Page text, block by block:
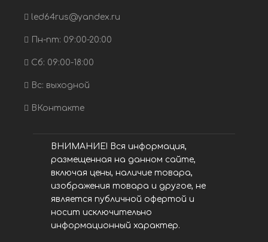
led64rus@yandex.ru
Пн-пт: 09:00-20:00
Сб: 09:00-18:00
Вс: выходной
ВКонтакте
ВНИМАНИЕ! Вся информация,
размещенная на данном сайте,
включая цены, наличие товара,
изображения товара и другое, не
является публичной офертой и
носит исключительно
информационный характер.